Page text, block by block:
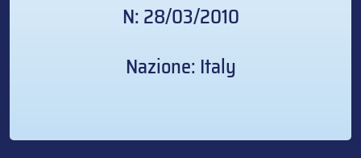
N: 28/03/2010
Nazione: Italy